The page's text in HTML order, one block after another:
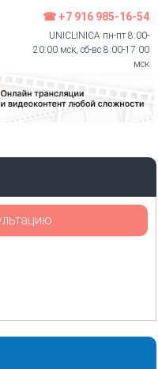
☎ +7 916 985-16-54
UNICLINICA пн-пт 8:00-
20:00 мск, сб-вс 8:00-17:00
мск